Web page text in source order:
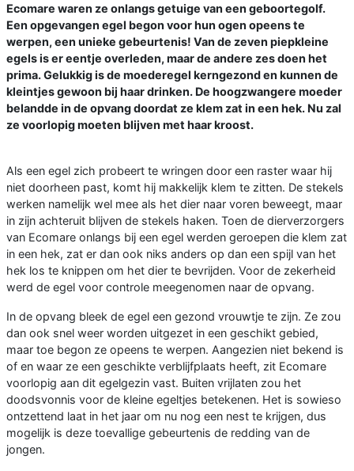
Ecomare waren ze onlangs getuige van een geboortegolf.
Een opgevangen egel begon voor hun ogen opeens te
werpen, een unieke gebeurtenis! Van de zeven piepkleine
egels is er eentje overleden, maar de andere zes doen het
prima. Gelukkig is de moederegel kerngezond en kunnen de
kleintjes gewoon bij haar drinken. De hoogzwangere moeder
belandde in de opvang doordat ze klem zat in een hek. Nu zal
ze voorlopig moeten blijven met haar kroost.
Als een egel zich probeert te wringen door een raster waar hij
niet doorheen past, komt hij makkelijk klem te zitten. De stekels
werken namelijk wel mee als het dier naar voren beweegt, maar
in zijn achteruit blijven de stekels haken. Toen de dierverzorgers
van Ecomare onlangs bij een egel werden geroepen die klem zat
in een hek, zat er dan ook niks anders op dan een spijl van het
hek los te knippen om het dier te bevrijden. Voor de zekerheid
werd de egel voor controle meegenomen naar de opvang.
In de opvang bleek de egel een gezond vrouwtje te zijn. Ze zou
dan ook snel weer worden uitgezet in een geschikt gebied,
maar toe begon ze opeens te werpen. Aangezien niet bekend is
of en waar ze een geschikte verblijfplaats heeft, zit Ecomare
voorlopig aan dit egelgezin vast. Buiten vrijlaten zou het
doodsvonnis voor de kleine egeltjes betekenen. Het is sowieso
ontzettend laat in het jaar om nu nog een nest te krijgen, dus
mogelijk is deze toevallige gebeurtenis de redding van de
jongen.